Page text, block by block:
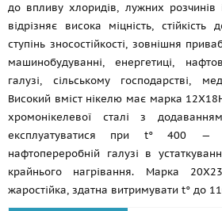
до впливу хлоридів, лужних розчинів
відрізняє висока міцність,
ступінь зносостійкості, зовнішня
машинобудуванні, енергетиці,
галузі, сільському господарстві,
Високий вміст нікелю має марка
хромонікелевої сталі з
експлуатуватися при t° 400 —
нафтопереробній галузі в
крайнього нагрівання. Марка
жаростійка, здатна витримувати t° до